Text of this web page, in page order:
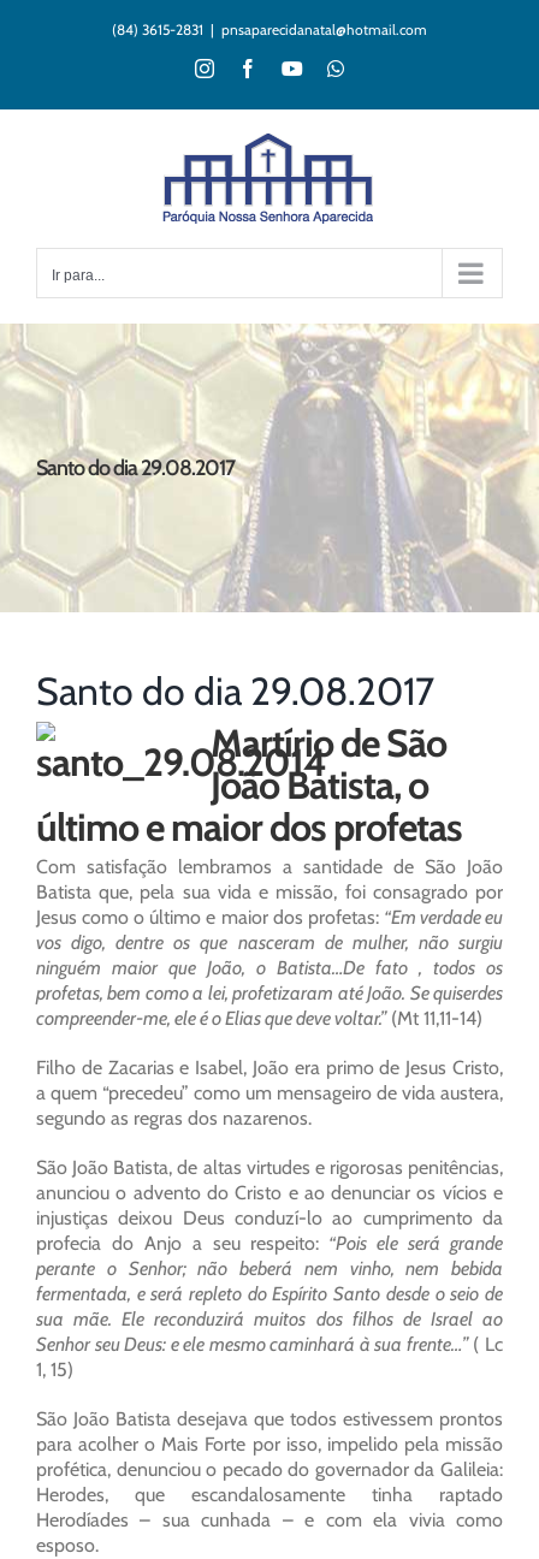
(84) 3615-2831 | pnsaparecidanatal@hotmail.com
InstagramFacebookYouTubeWhatsApp
Ir para...
Santo do dia 29.08.2017
Santo do dia 29.08.2017
Martírio de São
João Batista, o
último e maior dos profetas
Com satisfação lembramos a santidade de São João
Batista que, pela sua vida e missão, foi consagrado por
Jesus como o último e maior dos profetas: “Em verdade eu
vos digo, dentre os que nasceram de mulher, não surgiu
ninguém maior que João, o Batista…De fato , todos os
profetas, bem como a lei, profetizaram até João. Se quiserdes
compreender-me, ele é o Elias que deve voltar.”(Mt 11,11-14)
Filho de Zacarias e Isabel, João era primo de Jesus Cristo,
a quem “precedeu” como um mensageiro de vida austera,
segundo as regras dos nazarenos.
São João Batista, de altas virtudes e rigorosas penitências,
anunciou o advento do Cristo e ao denunciar os vícios e
injustiças deixou Deus conduzí-lo ao cumprimento da
profecia do Anjo a seu respeito: “Pois ele será grande
perante o Senhor; não beberá nem vinho, nem bebida
fermentada, e será repleto do Espírito Santo desde o seio de
sua mãe. Ele reconduzirá muitos dos filhos de Israel ao
Senhor seu Deus: e ele mesmo caminhará à sua frente…”( Lc
1, 15)
São João Batista desejava que todos estivessem prontos
para acolher o Mais Forte por isso, impelido pela missão
profética, denunciou o pecado do governador da Galileia:
Herodes, que escandalosamente tinha raptado
Herodíades – sua cunhada – e com ela vivia como
esposo.